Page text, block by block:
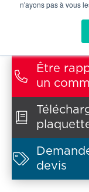
n'ayons pas à vous

Être
un


devis